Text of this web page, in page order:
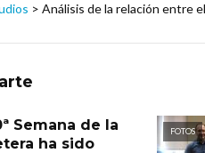
> Análisis de la relación entre
Semana de la
ha sido
FOTOS